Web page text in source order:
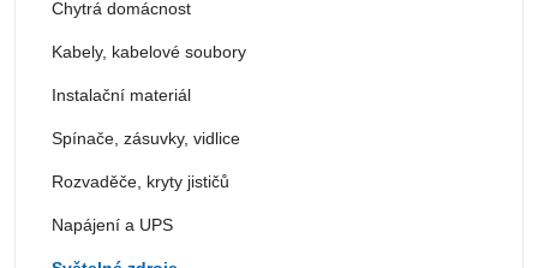
Chytrá domácnost
Kabely, kabelové soubory
Instalační materiál
Spínače, zásuvky, vidlice
Rozvaděče, kryty jističů
Napájení a UPS